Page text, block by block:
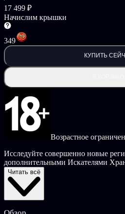
17 499 ₽
Начислим крышки
349
КУПИТЬ
Возрастное
Исследуйте совершенно новые
дополнительными Искателями
после запуска в издании
Пройдите все новые сюжетные и
столкнитесь с новыми
Издание Super Deluxe Edition
Читать всё